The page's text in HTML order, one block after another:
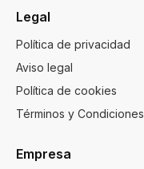
Legal
Política de privacidad
Aviso legal
Política de cookies
Términos y Condiciones
Empresa